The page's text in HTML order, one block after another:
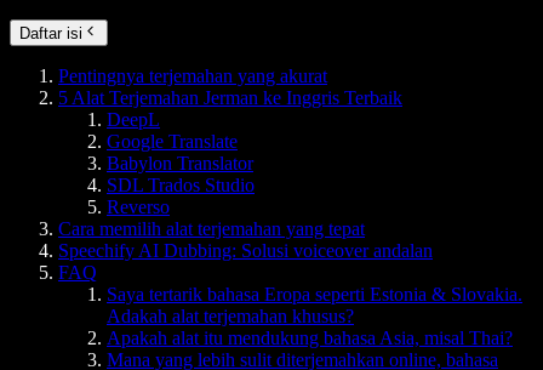
Daftar isi
Pentingnya terjemahan yang akurat
5 Alat Terjemahan Jerman ke Inggris Terbaik
DeepL
Google Translate
Babylon Translator
SDL Trados Studio
Reverso
Cara memilih alat terjemahan yang tepat
Speechify AI Dubbing: Solusi voiceover andalan
FAQ
Saya tertarik bahasa Eropa seperti Estonia & Slovakia.
Adakah alat terjemahan khusus?
Apakah alat itu mendukung bahasa Asia, misal Thai?
Mana yang lebih sulit diterjemahkan online, bahasa